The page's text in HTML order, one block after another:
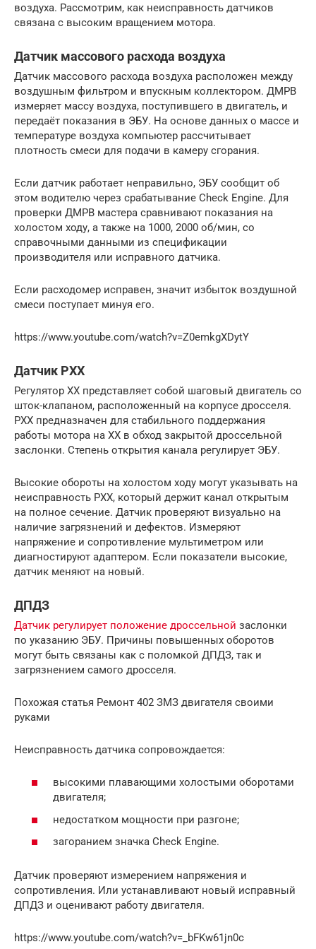
воздуха. Рассмотрим, как неисправность датчиков
связана с высоким вращением мотора.
Датчик массового расхода воздуха
Датчик массового расхода воздуха расположен между
воздушным фильтром и впускным коллектором. ДМРВ
измеряет массу воздуха, поступившего в двигатель, и
передаёт показания в ЭБУ. На основе данных о массе и
температуре воздуха компьютер рассчитывает
плотность смеси для подачи в камеру сгорания.
Если датчик работает неправильно, ЭБУ сообщит об
этом водителю через срабатывание Check Engine. Для
проверки ДМРВ мастера сравнивают показания на
холостом ходу, а также на 1000, 2000 об/мин, со
справочными данными из спецификации
производителя или исправного датчика.
Если расходомер исправен, значит избыток воздушной
смеси поступает минуя его.
https://www.youtube.com/watch?v=Z0emkgXDytY
Датчик РХХ
Регулятор ХХ представляет собой шаговый двигатель со
шток-клапаном, расположенный на корпусе дросселя.
РХХ предназначен для стабильного поддержания
работы мотора на ХХ в обход закрытой дроссельной
заслонки. Степень открытия канала регулирует ЭБУ.
Высокие обороты на холостом ходу могут указывать на
неисправность РХХ, который держит канал открытым
на полное сечение. Датчик проверяют визуально на
наличие загрязнений и дефектов. Измеряют
напряжение и сопротивление мультиметром или
диагностируют адаптером. Если показатели высокие,
датчик меняют на новый.
ДПДЗ
Датчик регулирует положение дроссельной заслонки
по указанию ЭБУ. Причины повышенных оборотов
могут быть связаны как с поломкой ДПДЗ, так и
загрязнением самого дросселя.
Похожая статья Ремонт 402 ЗМЗ двигателя своими
руками
Неисправность датчика сопровождается:
высокими плавающими холостыми оборотами
двигателя;
недостатком мощности при разгоне;
загоранием значка Check Engine.
Датчик проверяют измерением напряжения и
сопротивления. Или устанавливают новый исправный
ДПДЗ и оценивают работу двигателя.
https://www.youtube.com/watch?v=_bFKw61jn0c